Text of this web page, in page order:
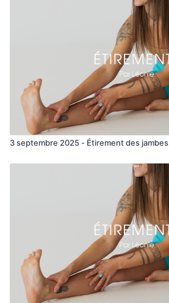
3 septembre 2025 - Étirement des jambes